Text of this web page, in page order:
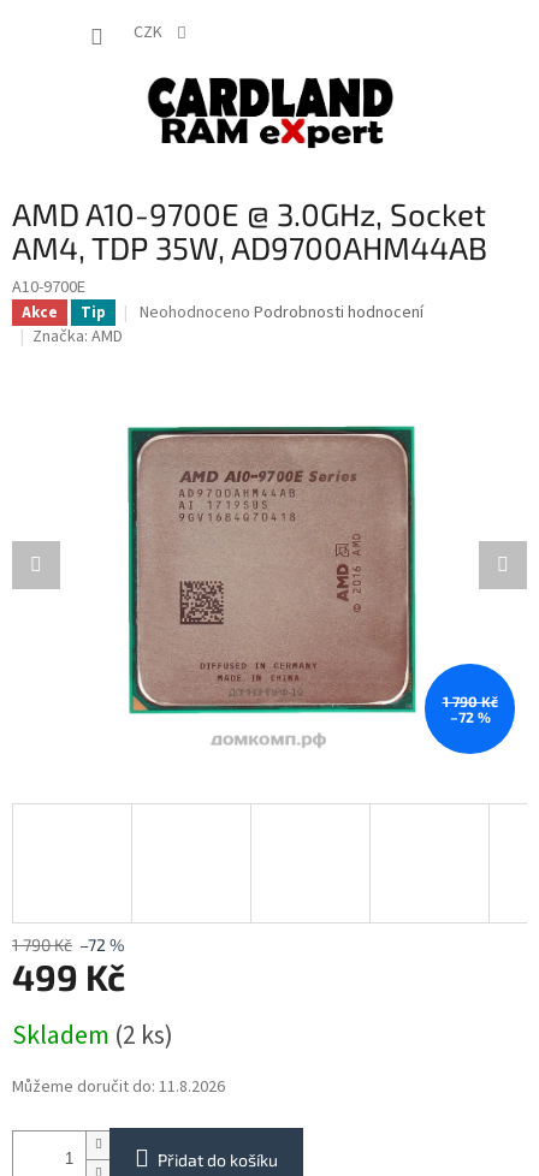
CZK
AMD A10-9700E @ 3.0GHz, Socket
AM4, TDP 35W, AD9700AHM44AB
A10-9700E
Akce Tip
Průměrné
z
5
hvězdiček.
Neohodnoceno Podrobnosti hodnocení
Značka: AMD
1 790 Kč
–72 %
1 790 Kč –72 %
499 Kč
cena:
Skladem (2 ks)
Můžeme doručit do: 11.8.2026
Přidat do košíku